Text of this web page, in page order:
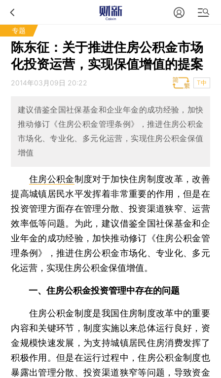
专题
陈东征：关于推进住房公积金市场
化投资运营，实现保值增值的提案
2014年03月09日 20:22 T中
建议借鉴全国社保基金和企业年金的成功经验，加快
推动修订《住房公积金管理条例》，推进住房公积金
市场化、专业化、多元化运营，实现住房公积金保值
增值
住房公积金制度对于加快住房制度改革，改善
提高城镇居民水平发挥着非常重要的作用，但是在
投资管理方面存在管理分散、投资渠道狭窄、运营
效率低等问题。为此，建议借鉴全国社保基金和企
业年金的成功经验，加快推动修订《住房公积金管
理条例》，推进住房公积金市场化、专业化、多元
化运营，实现住房公积金保值增值。
一、住房公积金投资管理中存在的问题
住房公积金制度是我国住房制度改革中的重要
内容和关键环节，制度实施以来总体运行良好，资
金规模快速发展，为支持城镇居民住房消费发挥了
积极作用。但是在运行过程中，住房公积金制度也
暴露出管理分散、投资渠道狭窄等问题，导致资金